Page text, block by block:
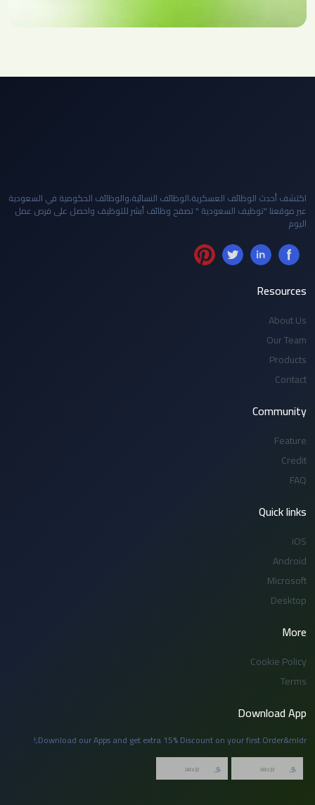
اكتشف أحدث الوظائف العسكرية،الوظائف النسائية،والوظائف الحكومية في السعودية
عبر موقعنا "توظيف السعودية " تصفح وظائف أبشر للتوظيف واحصل على فرص عمل
اليوم
Resources
About Us
Our Team
Products
Contact
Community
Feature
Credit
FAQ
Quick links
iOS
Android
Microsoft
Desktop
More
Cookie Policy
Terms
Download App
Download our Apps and get extra 15% Discount on your first Order&mldr;!